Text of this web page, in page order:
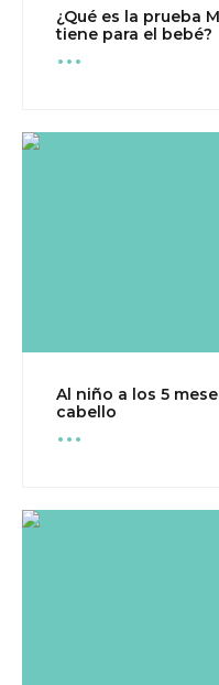
¿Qué es la prueba
tiene para el bebé?
...
Al niño a los 5
cabello
...